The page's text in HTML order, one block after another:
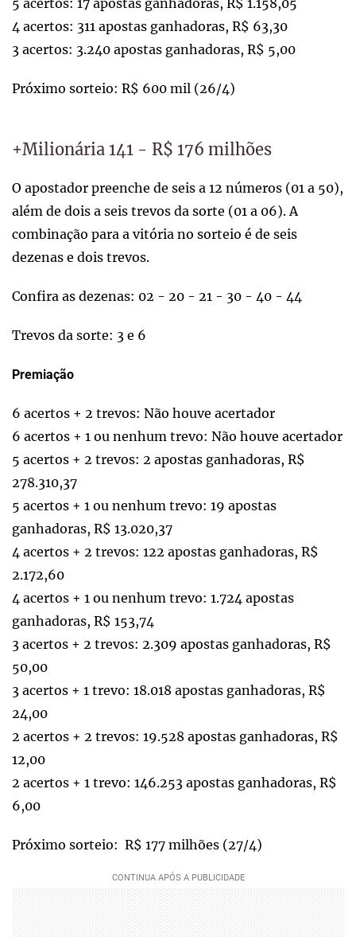
5 acertos: 17 apostas ganhadoras, R$ 1.158,05
4 acertos: 311 apostas ganhadoras, R$ 63,30
3 acertos: 3.240 apostas ganhadoras, R$ 5,00
Próximo sorteio: R$ 600 mil (26/4)
+Milionária 141 - R$ 176 milhões
O apostador preenche de seis a 12 números (01 a 50),
além de dois a seis trevos da sorte (01 a 06). A
combinação para a vitória no sorteio é de seis
dezenas e dois trevos.
Confira as dezenas: 02 - 20 - 21 - 30 - 40 - 44
Trevos da sorte: 3 e 6
Premiação
6 acertos + 2 trevos: Não houve acertador
6 acertos + 1 ou nenhum trevo: Não houve acertador
5 acertos + 2 trevos: 2 apostas ganhadoras, R$
278.310,37
5 acertos + 1 ou nenhum trevo: 19 apostas
ganhadoras, R$ 13.020,37
4 acertos + 2 trevos: 122 apostas ganhadoras, R$
2.172,60
4 acertos + 1 ou nenhum trevo: 1.724 apostas
ganhadoras, R$ 153,74
3 acertos + 2 trevos: 2.309 apostas ganhadoras, R$
50,00
3 acertos + 1 trevo: 18.018 apostas ganhadoras, R$
24,00
2 acertos + 2 trevos: 19.528 apostas ganhadoras, R$
12,00
2 acertos + 1 trevo: 146.253 apostas ganhadoras, R$
6,00
Próximo sorteio: R$ 177 milhões (27/4)